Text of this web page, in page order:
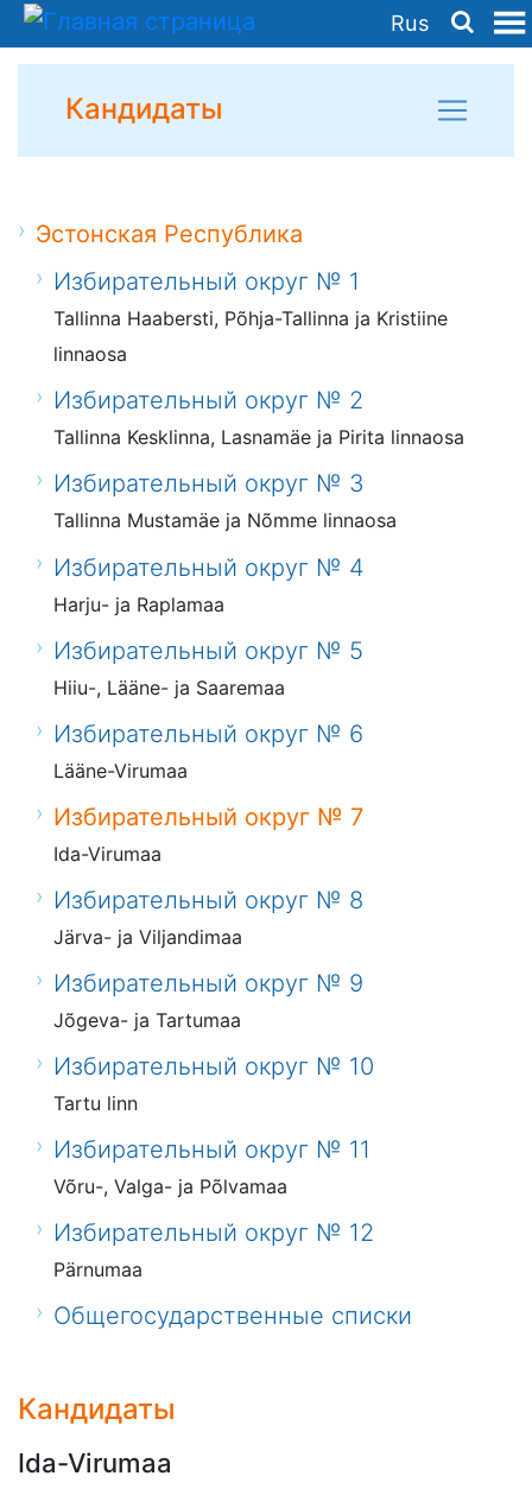
Rus
Кандидаты
Эстонская Республика
Избирательный округ № 1
Tallinna Haabersti, Põhja-Tallinna ja Kristiine
linnaosa
Избирательный округ № 2
Tallinna Kesklinna, Lasnamäe ja Pirita linnaosa
Избирательный округ № 3
Tallinna Mustamäe ja Nõmme linnaosa
Избирательный округ № 4
Harju- ja Raplamaa
Избирательный округ № 5
Hiiu-, Lääne- ja Saaremaa
Избирательный округ № 6
Lääne-Virumaa
Избирательный округ № 7
Ida-Virumaa
Избирательный округ № 8
Järva- ja Viljandimaa
Избирательный округ № 9
Jõgeva- ja Tartumaa
Избирательный округ № 10
Tartu linn
Избирательный округ № 11
Võru-, Valga- ja Põlvamaa
Избирательный округ № 12
Pärnumaa
Общегосударственные списки
Кандидаты
Ida-Virumaa